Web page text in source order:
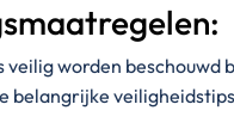
worden beschouwd
belangrijke